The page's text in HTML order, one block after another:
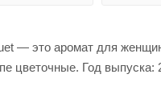
— это аромат для
цветочные. Год выпуска: